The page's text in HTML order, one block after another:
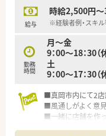
給与
時給2,500円
※経験者例・スキ
勤務
時間
月～金
9：00～18：30（
土
9：00～17：30（
■真岡市内にて2店
■風通しがよく意
■一緒に店舗を作